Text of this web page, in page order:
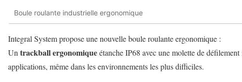
Boule roulante industrielle ergonomique
Integral Systempropose une nouvelle boule roulante ergonomique :
Un trackball ergonomiqueétanche IP68 avecunemolette de défilement
applications, même dans lesenvironnements les plus difficiles.